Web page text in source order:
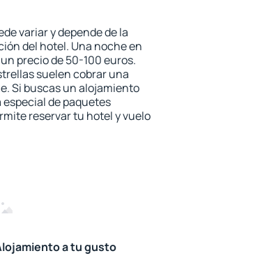
variar y depende de la
del hotel. Una noche en
precio de 50-100 euros.
suelen cobrar una
Si buscas un alojamiento
de paquetes
reservar tu hotel y vuelo
a tu gusto